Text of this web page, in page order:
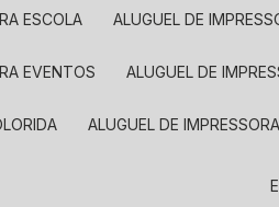
ESCOLA ALUGUEL DE
EVENTOS ALUGUEL DE
ALUGUEL DE